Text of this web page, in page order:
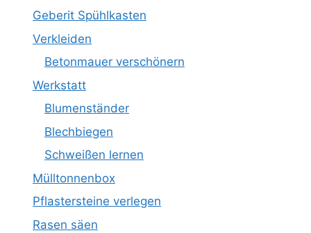
Geberit Spühlkasten
Verkleiden
Betonmauer verschönern
Werkstatt
Blumenständer
Blechbiegen
Schweißen lernen
Mülltonnenbox
Pflastersteine verlegen
Rasen säen